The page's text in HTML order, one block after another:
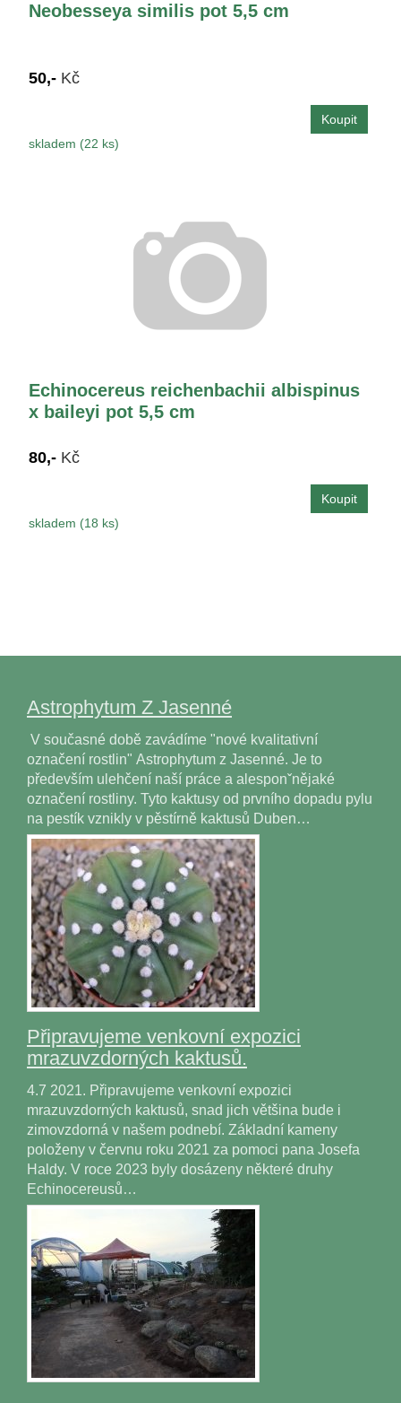
Neobesseya similis pot 5,5 cm
50,- Kč
skladem (22 ks)
Echinocereus reichenbachii albispinus
x baileyi pot 5,5 cm
80,- Kč
skladem (18 ks)
Astrophytum Z Jasenné
V současné době zavádíme "nové kvalitativní
označení rostlin" Astrophytum z Jasenné. Je to
především ulehčení naší práce a alesponˇnějaké
označení rostliny. Tyto kaktusy od prvního dopadu pylu
na pestík vznikly v pěstírně kaktusů Duben…
Připravujeme venkovní expozici
mrazuvzdorných kaktusů.
4.7 2021. Připravujeme venkovní expozici
mrazuvzdorných kaktusů, snad jich většina bude i
zimovzdorná v našem podnebí. Základní kameny
položeny v červnu roku 2021 za pomoci pana Josefa
Haldy. V roce 2023 byly dosázeny některé druhy
Echinocereusů…